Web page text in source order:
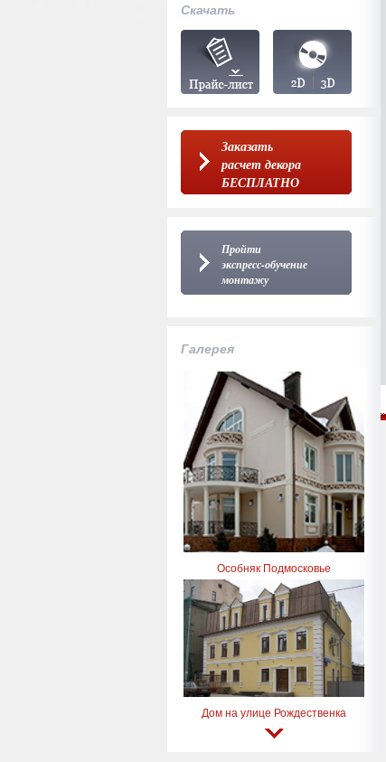
Скачать
Заказать
расчет декора
БЕСПЛАТНО
Пройти
экспресс-обучение
монтажу
Галерея
Особняк Подмосковье
Дом на улице Рождественка